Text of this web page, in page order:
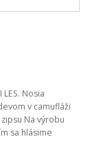
LES. Nosia
v camufláži
Na výrobu
sa hlásime